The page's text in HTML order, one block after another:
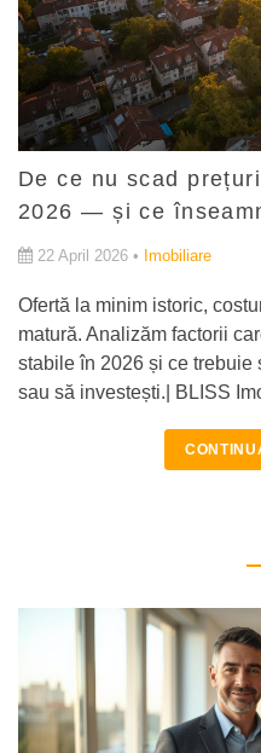
De ce nu scad
2026 — și ce
22 April 2026 • Imobiliare
Ofertă la minim istoric,
matură. Analizăm factorii
stabile în 2026 și ce trebuie
sau să investești.| BLISS